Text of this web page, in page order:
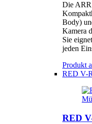
Die
Body)
Kamera
Sie
jeden
Produkt
RED V-
RED